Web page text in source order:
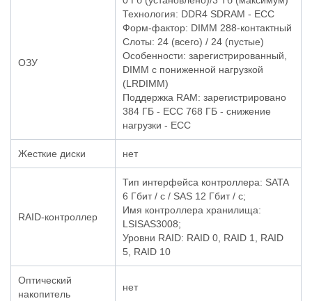
ОЗУ
Технология: DDR4 SDRAM - ECC
Форм-фактор: DIMM 288-контактный
Слоты: 24 (всего) / 24 (пустые)
Особенности: зарегистрированный,
DIMM с пониженной нагрузкой
(LRDIMM)
Поддержка RAM: зарегистрировано
384 ГБ - ECC 768 ГБ - снижение
нагрузки - ECC
Жесткие диски нет
RAID-контроллер
Тип интерфейса контроллера: SATA
6 Гбит / с / SAS 12 Гбит / с;
Имя контроллера хранилища:
LSISAS3008;
Уровни RAID: RAID 0, RAID 1, RAID
5, RAID 10
Оптический
накопитель
нет